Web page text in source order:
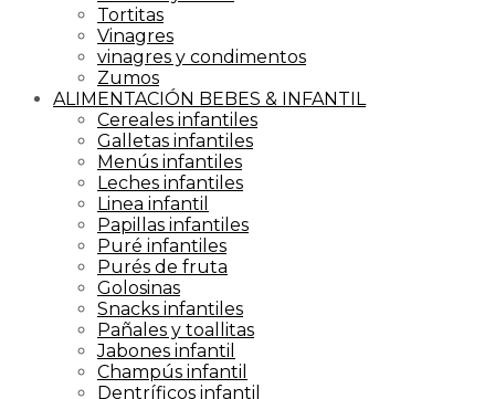
Tortitas
Vinagres
vinagres y condimentos
Zumos
ALIMENTACIÓN BEBES & INFANTIL
Cereales infantiles
Galletas infantiles
Menús infantiles
Leches infantiles
Linea infantil
Papillas infantiles
Puré infantiles
Purés de fruta
Golosinas
Snacks infantiles
Pañales y toallitas
Jabones infantil
Champús infantil
Dentríficos infantil